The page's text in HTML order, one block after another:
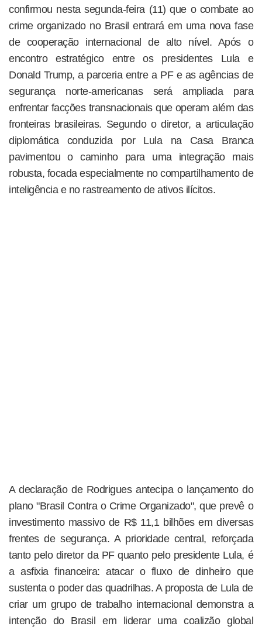
confirmou nesta segunda-feira (11) que o combate ao
crime organizado no Brasil entrará em uma nova fase
de cooperação internacional de alto nível. Após o
encontro estratégico entre os presidentes Lula e
Donald Trump, a parceria entre a PF e as agências de
segurança norte-americanas será ampliada para
enfrentar facções transnacionais que operam além das
fronteiras brasileiras. Segundo o diretor, a articulação
diplomática conduzida por Lula na Casa Branca
pavimentou o caminho para uma integração mais
robusta, focada especialmente no compartilhamento de
inteligência e no rastreamento de ativos ilícitos.
A declaração de Rodrigues antecipa o lançamento do
plano "Brasil Contra o Crime Organizado", que prevê o
investimento massivo de R$ 11,1 bilhões em diversas
frentes de segurança. A prioridade central, reforçada
tanto pelo diretor da PF quanto pelo presidente Lula, é
a asfixia financeira: atacar o fluxo de dinheiro que
sustenta o poder das quadrilhas. A proposta de Lula de
criar um grupo de trabalho internacional demonstra a
intenção do Brasil em liderar uma coalizão global